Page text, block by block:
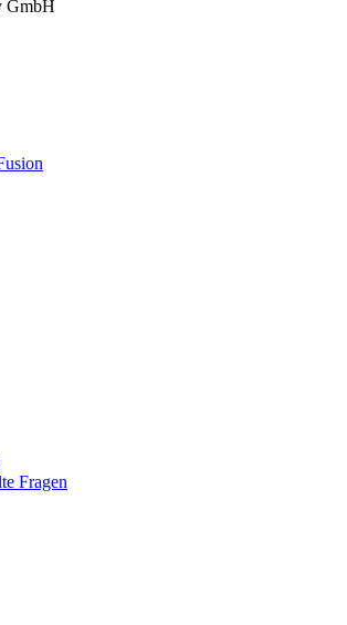
GmbH
Fragen